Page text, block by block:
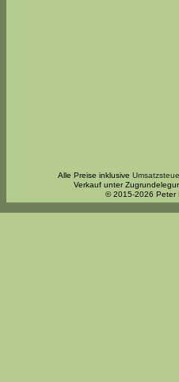
Alle Preise inklusive
Verkauf unter
© 2015-2026 Peter